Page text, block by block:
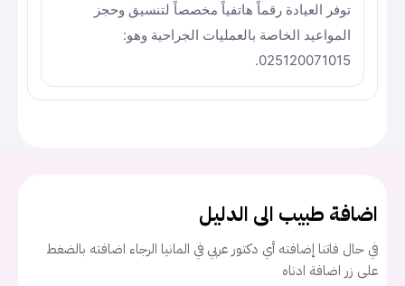
توفر العيادة رقماً هاتفياً مخصصاً لتنسيق وحجز
المواعيد الخاصة بالعمليات الجراحية وهو:
025120071015.
اضافة طبيب الى الدليل
في حال فاتنا إضافته أي دكتور عربي في المانيا الرجاء اضافته بالضغط
على زر اضافة ادناه